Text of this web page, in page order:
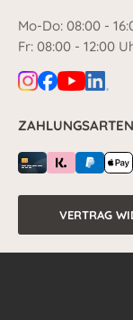
Mo-Do: 08:00 -
Fr: 08:00 - 12:00
ZAHLUNGSARTEN
VERTRAG